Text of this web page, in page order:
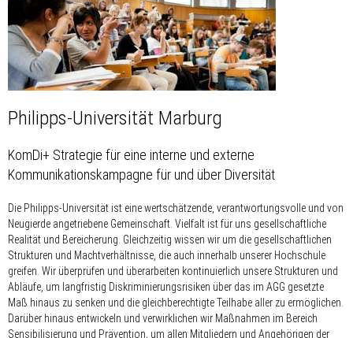
Philipps-Universität Marburg
KomDi+ Strategie für eine interne und externe
Kommunikationskampagne für und über Diversität
Die Philipps-Universität ist eine wertschätzende, verantwortungsvolle und von
Neugierde angetriebene Gemeinschaft. Vielfalt ist für uns gesellschaftliche
Realität und Bereicherung. Gleichzeitig wissen wir um die gesellschaftlichen
Strukturen und Machtverhältnisse, die auch innerhalb unserer Hochschule
greifen. Wir überprüfen und überarbeiten kontinuierlich unsere Strukturen und
Abläufe, um langfristig Diskriminierungsrisiken über das im AGG gesetzte
Maß hinaus zu senken und die gleichberechtigte Teilhabe aller zu ermöglichen.
Darüber hinaus entwickeln und verwirklichen wir Maßnahmen im Bereich
Sensibilisierung und Prävention, um allen Mitgliedern und Angehörigen der